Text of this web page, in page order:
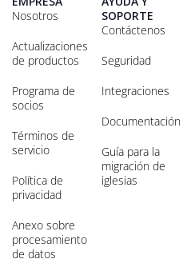
Nosotros
Actualizaciones
de productos
Programa de
socios
Términos de
servicio
Política de
privacidad
Anexo sobre
procesamiento
de datos
SOPORTE
Contáctenos
Seguridad
Integraciones
Documentación
Guía para la
migración de
iglesias